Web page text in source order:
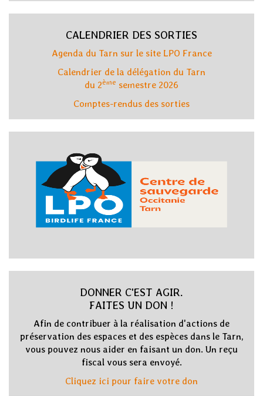
CALENDRIER DES SORTIES
Agenda du Tarn sur le site LPO France
Calendrier de la délégation du Tarn
du 2ème semestre 2026
Comptes-rendus des sorties
DONNER C'EST AGIR.
FAITES UN DON !
Afin de contribuer à la réalisation d'actions de
préservation des espaces et des espèces dans le Tarn,
vous pouvez nous aider en faisant un don. Un reçu
fiscal vous sera envoyé.
Cliquez ici pour faire votre don